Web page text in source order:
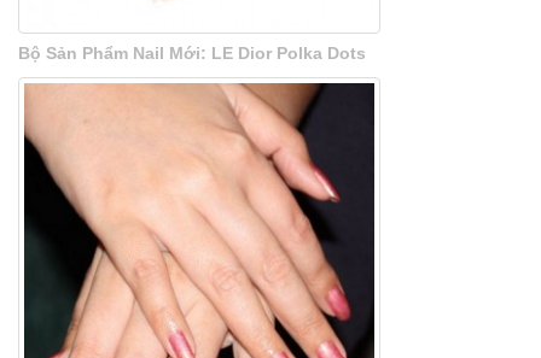
Bộ Sản Phẩm Nail Mới: LE Dior Polka Dots